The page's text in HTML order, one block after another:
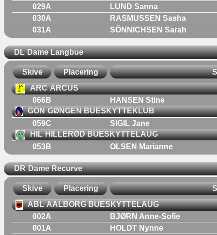
029A
LUND Sanna
030A
RASMUSSEN Sasha
031A
SÖNNICHSEN Sarah
DL Dame Langbue
Skive Placering
ARC ARCUS
066B
HANSEN Stine
GON GØNGEN BUESKYTTEKLUB
059C
SIGIL Jane
HIL HILLERØD BUESKYTTELAUG
053B
OLSEN Marianne
DR Dame Recurve
Skive Placering
ABL AALBORG BUESKYTTELAUG
002A
BJØRN Anne-Sofie
001A
HOLDT Nynne